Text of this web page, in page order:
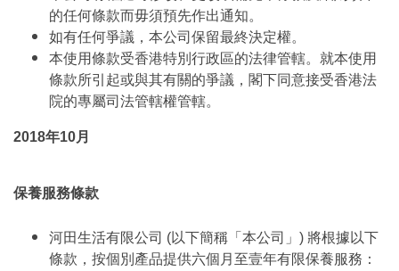
的任何條款而毋須預先作出通知。
如有任何爭議，本公司保留最終決定權。
本使用條款受香港特別行政區的法律管轄。就本使用
條款所引起或與其有關的爭議，閣下同意接受香港法
院的專屬司法管轄權管轄。
2018年10月
保養服務條款
河田生活有限公司 (以下簡稱「本公司」) 將根據以下
條款，按個別產品提供六個月至壹年有限保養服務：